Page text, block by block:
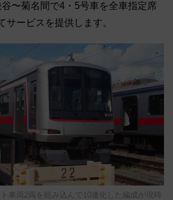
〜菊名間で4・5号車を全車指定席
サービスを提供します。
車両2両を組み込んで10連化した編成が現時